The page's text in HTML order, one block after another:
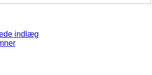
indlæg